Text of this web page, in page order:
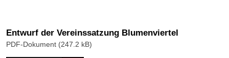
Entwurf der Vereinssatzung Blumenviertel
PDF-Dokument (247.2 kB)